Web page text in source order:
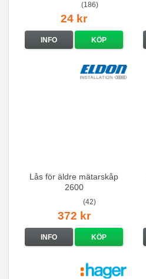
(186)
24 kr
INFO KÖP
Lås för äldre mätarskåp
2600
(42)
372 kr
INFO KÖP